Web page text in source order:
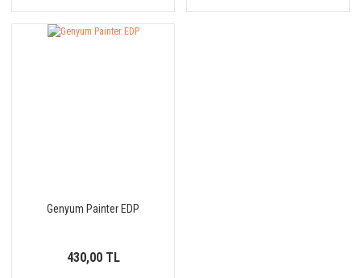
Genyum Painter EDP
430,00 TL